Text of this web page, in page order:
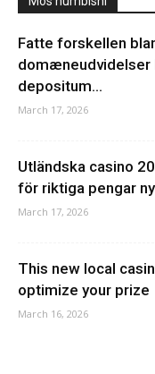
Fatte forskellen
domæneudvidelser
depositum...
March 17, 2026
Utländska casino
för riktiga pengar
March 17, 2026
This new local
optimize your prize
March 16, 2026